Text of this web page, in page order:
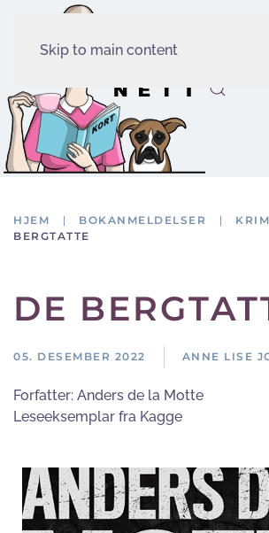
Skip to main content
HJEM BOKANMELDELSER
BERGTATTE
DE
05. DESEMBER 2022 ANNE LISE
Forfatter: Anders de la Motte
Leseeksemplar fra Kagge